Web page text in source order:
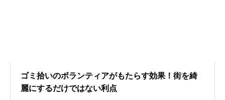
ゴミ拾いのボランティアがもたらす効果！街を綺
麗にするだけではない利点